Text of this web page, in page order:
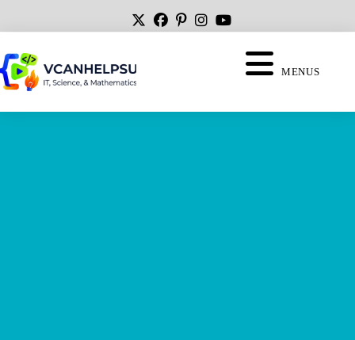
MENUS